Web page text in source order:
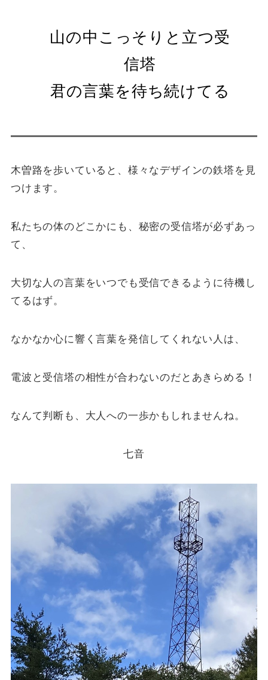
山の中こっそりと立つ受
信塔
君の言葉を待ち続けてる
木曽路を歩いていると、様々なデザインの鉄塔を見
つけます。
私たちの体のどこかにも、秘密の受信塔が必ずあっ
て、
大切な人の言葉をいつでも受信できるように待機し
てるはず。
なかなか心に響く言葉を発信してくれない人は、
電波と受信塔の相性が合わないのだとあきらめる！
なんて判断も、大人への一歩かもしれませんね。
七音